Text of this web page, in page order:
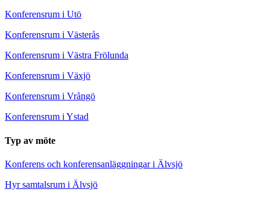
Konferensrum i Utö
Konferensrum i Västerås
Konferensrum i Västra Frölunda
Konferensrum i Växjö
Konferensrum i Vrångö
Konferensrum i Ystad
Typ av möte
Konferens och konferensanläggningar i Älvsjö
Hyr samtalsrum i Älvsjö